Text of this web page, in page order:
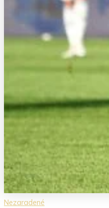
Nezaradené